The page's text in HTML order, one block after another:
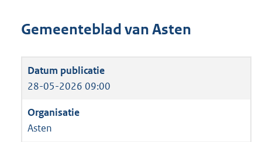
Gemeenteblad van Asten
28-05-2026 09:00
Asten